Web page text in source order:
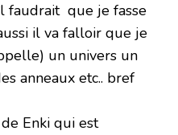
faudrait que je fasse
il va falloir que je
un univers un
anneaux etc.. bref
Enki qui est